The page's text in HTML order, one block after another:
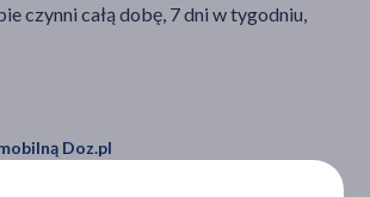
czynni całą dobę, 7 dni w tygodniu,
Doz.pl